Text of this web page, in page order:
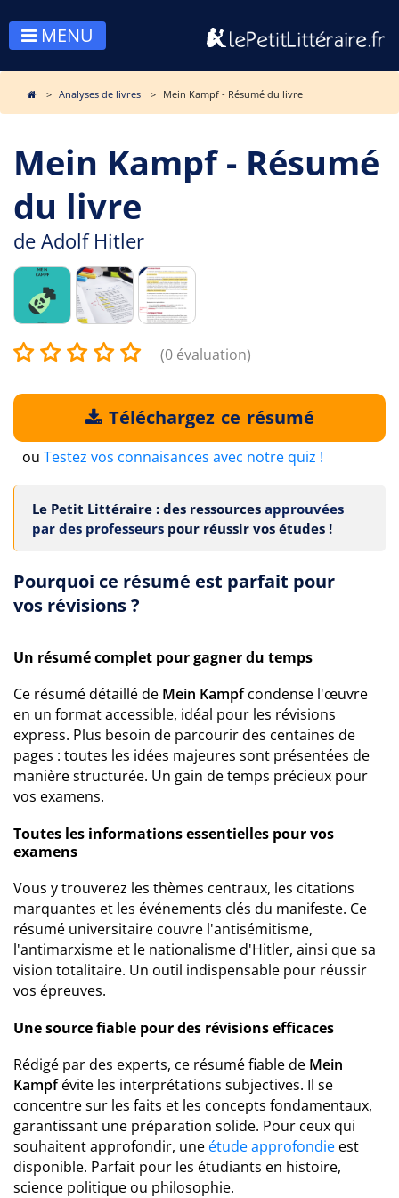
MENU
Analyses de livres Mein Kampf - Résumé du livre
Mein Kampf - Résumé
du livre
de Adolf Hitler
(0 évaluation)
Téléchargez ce résumé
ou Testez vos connaisances avec notre quiz !
Le Petit Littéraire : des ressources approuvées
par des professeurs pour réussir vos études !
Pourquoi ce résumé est parfait pour
vos révisions ?
Un résumé complet pour gagner du temps
Ce résumé détaillé de Mein Kampfcondense l'œuvre
en un format accessible, idéal pour les révisions
express. Plus besoin de parcourir des centaines de
pages : toutes les idées majeures sont présentées de
manière structurée. Un gain de temps précieux pour
vos examens.
Toutes les informations essentielles pour vos
examens
Vous y trouverez les thèmes centraux, les citations
marquantes et les événements clés du manifeste. Ce
résumé universitaire couvre l'antisémitisme,
l'antimarxisme et le nationalisme d'Hitler, ainsi que sa
vision totalitaire. Un outil indispensable pour réussir
vos épreuves.
Une source fiable pour des révisions efficaces
Rédigé par des experts, ce résumé fiable de Mein
Kampfévite les interprétations subjectives. Il se
concentre sur les faits et les concepts fondamentaux,
garantissant une préparation solide. Pour ceux qui
souhaitent approfondir, une étude approfondie est
disponible. Parfait pour les étudiants en histoire,
science politique ou philosophie.